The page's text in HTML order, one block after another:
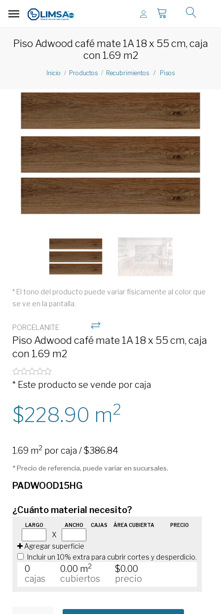
Piso Adwood café mate 1A 18 x 55 cm, caja
con 1.69 m2
Inicio Productos Recubrimientos / Pisos
* El tono del producto puede variar físicamente al color que
se ve en la pantalla.
PORCELANITE
Piso Adwood café mate 1A 18 x 55 cm, caja
con 1.69 m2
* Este producto se vende por caja
228.90 m2
1.69 m2 por caja / $386.84
* Precio de referencia, puede variar en sucursales.
PADWOOD15HG
¿Cuánto material necesito?
LARGO ANCHO CAJAS ÁREA CUBIERTA PRECIO
X
Agregar superficie
Incluir un 10% extra para cubrir cortes y desperdicio.
0
cajas
0.00 m2
cubiertos
$0.00
precio